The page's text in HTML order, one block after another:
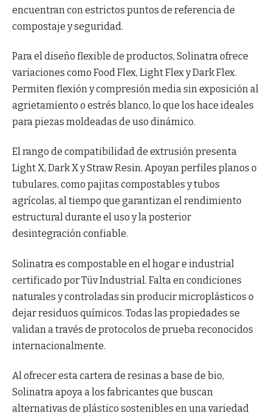
encuentran con estrictos puntos de referencia de
compostaje y seguridad.
Para el diseño flexible de productos, Solinatra ofrece
variaciones como Food Flex, Light Flex y Dark Flex.
Permiten flexión y compresión media sin exposición al
agrietamiento o estrés blanco, lo que los hace ideales
para piezas moldeadas de uso dinámico.
El rango de compatibilidad de extrusión presenta
Light X, Dark X y Straw Resin. Apoyan perfiles planos o
tubulares, como pajitas compostables y tubos
agrícolas, al tiempo que garantizan el rendimiento
estructural durante el uso y la posterior
desintegración confiable.
Solinatra es compostable en el hogar e industrial
certificado por Tüv Industrial. Falta en condiciones
naturales y controladas sin producir microplásticos o
dejar residuos químicos. Todas las propiedades se
validan a través de protocolos de prueba reconocidos
internacionalmente.
Al ofrecer esta cartera de resinas a base de bio,
Solinatra apoya a los fabricantes que buscan
alternativas de plástico sostenibles en una variedad